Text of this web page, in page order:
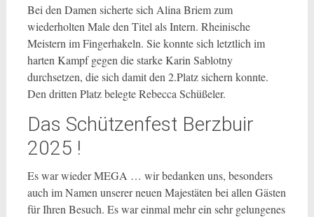
Bei den Damen sicherte sich Alina Briem zum
wiederholten Male den Titel als Intern. Rheinische
Meistern im Fingerhakeln. Sie konnte sich letztlich im
harten Kampf gegen die starke Karin Sablotny
durchsetzen, die sich damit den 2.Platz sichern konnte.
Den dritten Platz belegte Rebecca Schüßeler.
Das Schützenfest Berzbuir
2025 !
Es war wieder MEGA … wir bedanken uns, besonders
auch im Namen unserer neuen Majestäten bei allen Gästen
für Ihren Besuch. Es war einmal mehr ein sehr gelungenes